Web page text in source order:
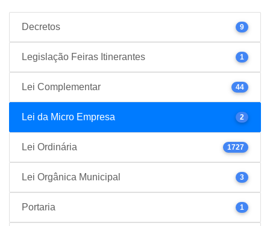
Decretos 9
Legislação Feiras Itinerantes 1
Lei Complementar 44
Lei da Micro Empresa 2
Lei Ordinária 1727
Lei Orgânica Municipal 3
Portaria 1